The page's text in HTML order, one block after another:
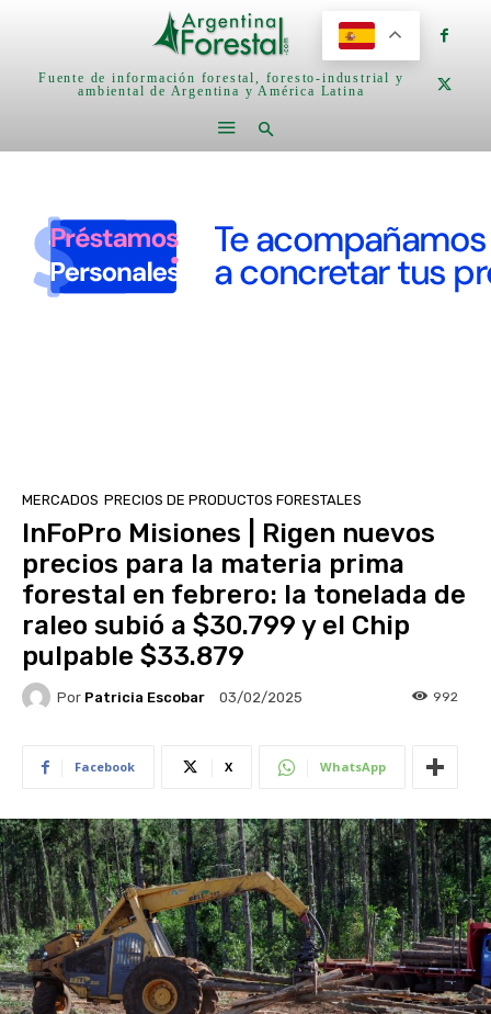
Fuente de información forestal, foresto-industrial y
ambiental de Argentina y América Latina
MERCADOS PRECIOS DE PRODUCTOS FORESTALES
InFoPro Misiones | Rigen nuevos
precios para la materia prima
forestal en febrero: la tonelada de
raleo subió a $30.799 y el Chip
pulpable $33.879
Por Patricia Escobar 03/02/2025 992
Facebook X WhatsApp